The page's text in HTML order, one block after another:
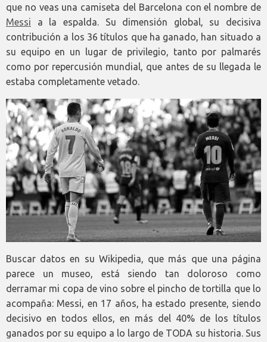
que no veas una camiseta del Barcelona con el nombre de
Messi a la espalda. Su dimensión global, su decisiva
contribución a los 36 títulos que ha ganado, han situado a
su equipo en un lugar de privilegio, tanto por palmarés
como por repercusión mundial, que antes de su llegada le
estaba completamente vetado.
Buscar datos en su Wikipedia, que más que una página
parece un museo, está siendo tan doloroso como
derramar mi copa de vino sobre el pincho de tortilla que lo
acompaña: Messi, en 17 años, ha estado presente, siendo
decisivo en todos ellos, en más del 40% de los títulos
ganados por su equipo a lo largo de TODA su historia. Sus